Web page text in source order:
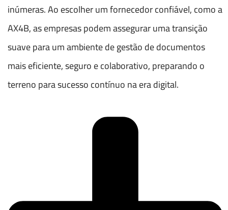
inúmeras. Ao escolher um fornecedor confiável, como a
AX4B, as empresas podem assegurar uma transição
suave para um ambiente de gestão de documentos
mais eficiente, seguro e colaborativo, preparando o
terreno para sucesso contínuo na era digital.